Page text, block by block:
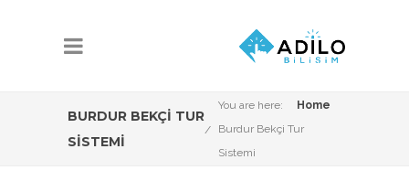
BURDUR BEKÇI TUR
SISTEMI
You are here:
Home
Burdur Bekçi Tur
Sistemi